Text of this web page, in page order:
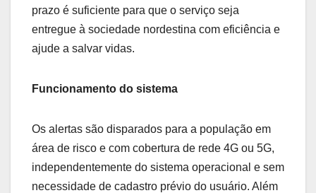
prazo é suficiente para que o serviço seja
entregue à sociedade nordestina com eficiência e
ajude a salvar vidas.
Funcionamento do sistema
Os alertas são disparados para a população em
área de risco e com cobertura de rede 4G ou 5G,
independentemente do sistema operacional e sem
necessidade de cadastro prévio do usuário. Além